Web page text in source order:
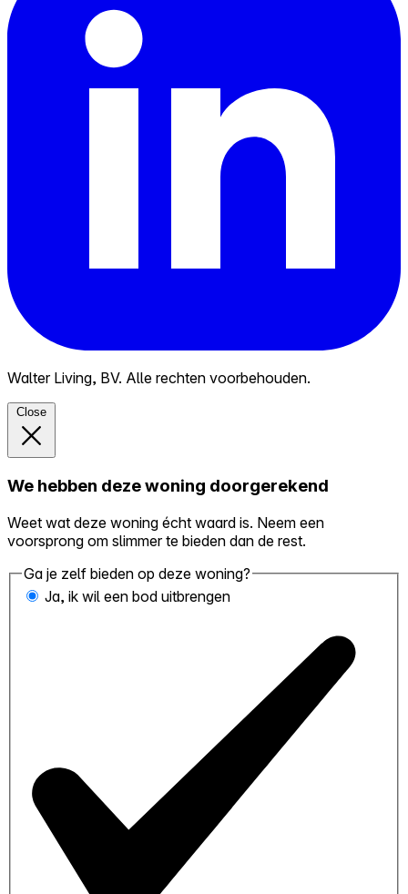
Walter Living, BV. Alle rechten voorbehouden.
Close
We hebben deze woning doorgerekend
Weet wat deze woning écht waard is. Neem een
voorsprong om slimmer te bieden dan de rest.
Ga je zelf bieden op deze woning?
Ja, ik wil een bod uitbrengen